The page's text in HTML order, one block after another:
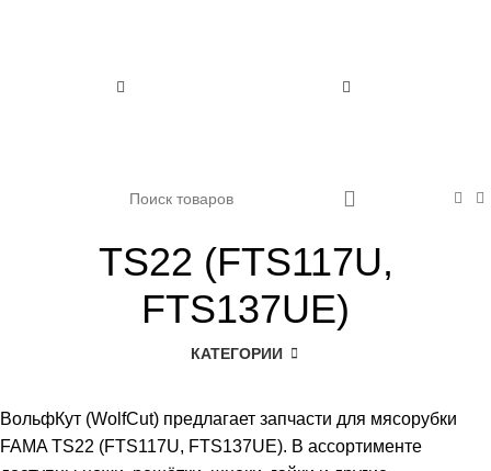
TS22 (FTS117U,
FTS137UE)
КАТЕГОРИИ
ВольфКут (WolfCut) предлагает запчасти для мясорубки
FAMA TS22 (FTS117U, FTS137UE). В ассортименте